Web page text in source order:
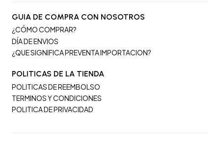
GUIA DE COMPRA CON NOSOTROS
¿CÓMO COMPRAR?
DÍA DE ENVIOS
¿QUE SIGNIFICA PREVENTA IMPORTACION?
POLITICAS DE LA TIENDA
POLITICAS DE REEMBOLSO
TERMINOS Y CONDICIONES
POLITICA DE PRIVACIDAD